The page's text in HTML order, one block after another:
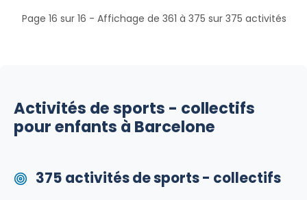
Page 16 sur 16 - Affichage de 361 à 375 sur 375 activités
Activités de sports - collectifs
pour enfants à Barcelone
375 activités de sports - collectifs